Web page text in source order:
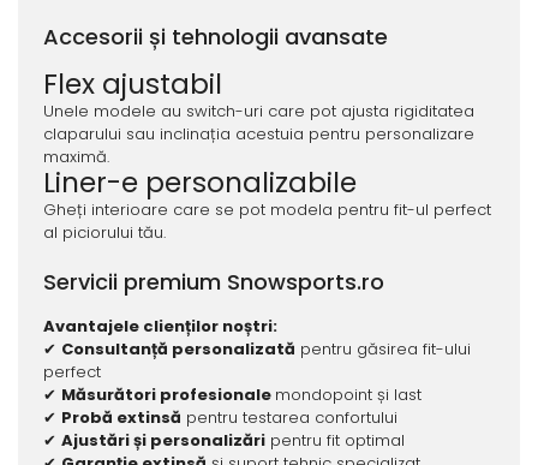
Accesorii și tehnologii avansate
Flex ajustabil
Unele modele au switch-uri care pot ajusta rigiditatea
claparului sau inclinația acestuia pentru personalizare
maximă.
Liner-e personalizabile
Gheți interioare care se pot modela pentru fit-ul perfect
al piciorului tău.
Servicii premium Snowsports.ro
Avantajele clienților noștri:
✔ Consultanță personalizată pentru găsirea fit-ului
perfect
✔ Măsurători profesionale mondopoint și last
✔ Probă extinsă pentru testarea confortului
✔ Ajustări și personalizăripentru fit optimal